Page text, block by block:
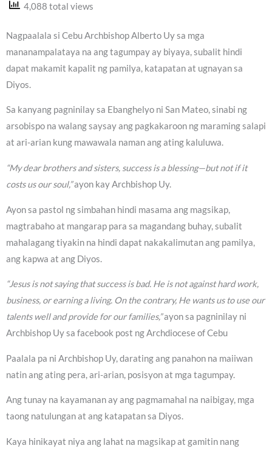
4,088 total views
Nagpaalala si Cebu Archbishop Alberto Uy sa mga
mananampalataya na ang tagumpay ay biyaya, subalit hindi
dapat makamit kapalit ng pamilya, katapatan at ugnayan sa
Diyos.
Sa kanyang pagninilay sa Ebanghelyo ni San Mateo, sinabi ng
arsobispo na walang saysay ang pagkakaroon ng maraming salapi
at ari-arian kung mawawala naman ang ating kaluluwa.
“My dear brothers and sisters, success is a blessing—but not if it
costs us our soul,”ayon kay Archbishop Uy.
Ayon sa pastol ng simbahan hindi masama ang magsikap,
magtrabaho at mangarap para sa magandang buhay, subalit
mahalagang tiyakin na hindi dapat nakakalimutan ang pamilya,
ang kapwa at ang Diyos.
“Jesus is not saying that success is bad. He is not against hard work,
business, or earning a living. On the contrary, He wants us to use our
talents well and provide for our families,”ayon sa pagninilay ni
Archbishop Uy sa facebook post ng Archdiocese of Cebu
Paalala pa ni Archbishop Uy, darating ang panahon na maiiwan
natin ang ating pera, ari-arian, posisyon at mga tagumpay.
Ang tunay na kayamanan ay ang pagmamahal na naibigay, mga
taong natulungan at ang katapatan sa Diyos.
Kaya hinikayat niya ang lahat na magsikap at gamitin nang